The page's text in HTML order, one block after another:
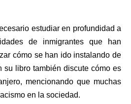
estudiar en profundidad a
de inmigrantes que han
cómo se han ido instalando de
su libro también discute cómo es
mencionando que muchas
en la sociedad.